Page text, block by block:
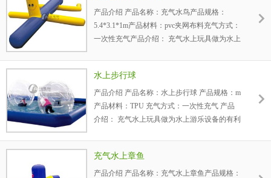
产品介绍 产品名称：充气水鸟产品规格：
5.4*3.1*1m产品材料：pvc夹网布料充气方式：
一次性充气产品介绍： 充气水上玩具做为水上
水上步行球
产品介绍 产品名称：水上步行球 产品规格：m
产品材料：TPU 充气方式：一次性充气 产品
介绍： 充气水上玩具做为水上游乐设备的有利
充气水上章鱼
产品介绍 产品名称：充气水上章鱼产品规格：